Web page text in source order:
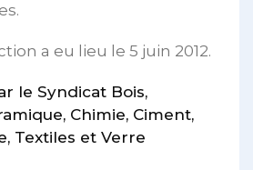
a eu lieu le 5 juin 2012.
le Syndicat Bois,
Chimie, Ciment,
Textiles et Verre